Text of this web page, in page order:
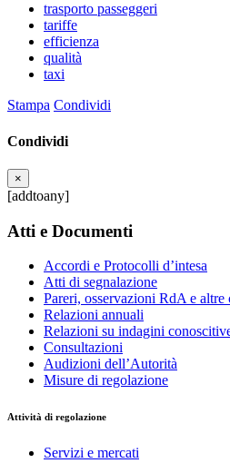
trasporto passeggeri
tariffe
efficienza
qualità
taxi
Stampa Condividi
Condividi
×
[addtoany]
Atti e Documenti
Accordi e Protocolli d’intesa
Atti di segnalazione
Pareri, osservazioni RdA e
Relazioni annuali
Relazioni su indagini
Consultazioni
Audizioni dell’Autorità
Misure di regolazione
Attività di regolazione
Servizi e mercati